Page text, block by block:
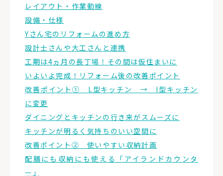
レイアウト・作業動線
設備・仕様
Yさん宅のリフォームの進め方
設計士さんや大工さんと連携
工期は4ヵ月の長丁場！その間は仮住まいに
いよいよ完成！リフォーム後の改善ポイント
改善ポイント① L型キッチン → I型キッチン
に変更
ダイニングとキッチンの行き来がスムーズに
キッチンが明るく気持ちのいい空間に
改善ポイント② 使いやすい収納計画
配膳にも収納にも使える「アイランドカウンタ
ー」